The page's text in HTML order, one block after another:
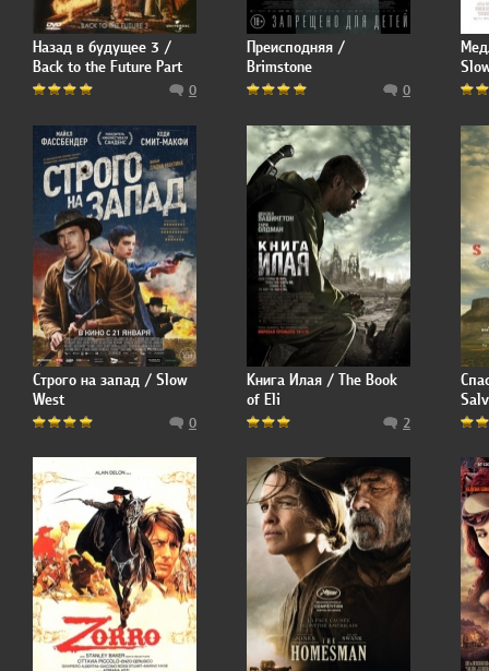
Назад в будущее 3 /
Back to the Future Part
III
0
Преисподняя /
Brimstone
0
Строго на запад / Slow
West
0
Книга Илая / The Book
of Eli
2